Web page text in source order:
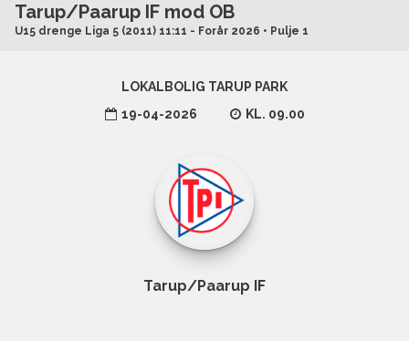
Tarup/Paarup IF mod OB
U15 drenge Liga 5 (2011) 11:11 - Forår 2026 • Pulje 1
LOKALBOLIG TARUP PARK
19-04-2026
KL. 09.00
Tarup/Paarup IF